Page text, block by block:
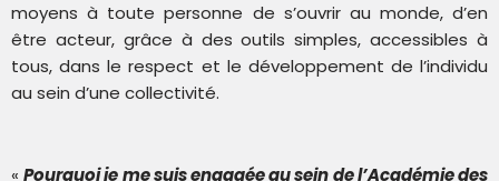
moyens à toute personne de s’ouvrir au monde, d’en
être acteur, grâce à des outils simples, accessibles à
tous, dans le respect et le développement de l’individu
au sein d’une collectivité.
«Pourquoi je me suis engagée au sein de l’Académie des